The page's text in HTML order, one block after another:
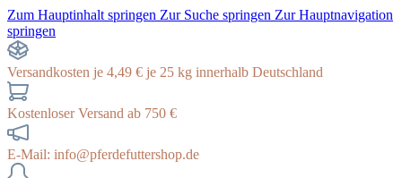
Zum Hauptinhalt springen Zur Suche springen Zur Hauptnavigation
springen
Versandkosten je 4,49 € je 25 kg innerhalb Deutschland
Kostenloser Versand ab 750 €
E-Mail: info@pferdefuttershop.de